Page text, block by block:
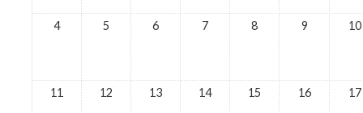
4 5 6 7 8 9 10
11 12 13 14 15 16 17